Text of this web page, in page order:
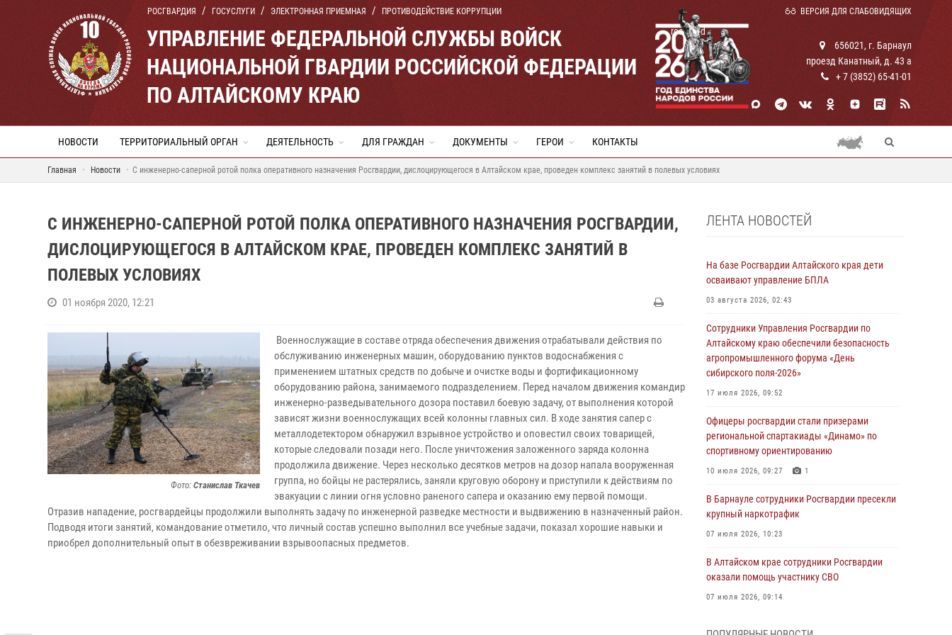
РОСГВАРДИЯ ГОСУСЛУГИ ЭЛЕКТРОННАЯ ПРИЕМНАЯ ПРОТИВОДЕЙСТВИЕ КОРРУПЦИИ ВЕРСИЯ ДЛЯ СЛАБОВИДЯЩИХ
УПРАВЛЕНИЕ ФЕДЕРАЛЬНОЙ СЛУЖБЫ ВОЙСК
НАЦИОНАЛЬНОЙ ГВАРДИИ РОССИЙСКОЙ ФЕДЕРАЦИИ
ПО АЛТАЙСКОМУ КРАЮ
rosguard
656021, г. Барнаул
проезд Канатный, д. 43 а
+ 7 (3852) 65-41-01
НОВОСТИ ТЕРРИТОРИАЛЬНЫЙ ОРГАН ДЕЯТЕЛЬНОСТЬ ДЛЯ ГРАЖДАН ДОКУМЕНТЫ ГЕРОИ КОНТАКТЫ
Главная Новости С инженерно-саперной ротой полка оперативного назначения Росгвардии, дислоцирующегося в Алтайском крае, проведен комплекс занятий в полевых условиях
С ИНЖЕНЕРНО-САПЕРНОЙ РОТОЙ ПОЛКА ОПЕРАТИВНОГО НАЗНАЧЕНИЯ РОСГВАРДИИ,
ДИСЛОЦИРУЮЩЕГОСЯ В АЛТАЙСКОМ КРАЕ, ПРОВЕДЕН КОМПЛЕКС ЗАНЯТИЙ В
ПОЛЕВЫХ УСЛОВИЯХ
01 ноября 2020, 12:21
Фото: Станислав Ткачев
Военнослужащие в составе отряда обеспечения движения отрабатывали действия по
обслуживанию инженерных машин, оборудованию пунктов водоснабжения с
применением штатных средств по добыче и очистке воды и фортификационному
оборудованию района, занимаемого подразделением. Перед началом движения командир
инженерно-разведывательного дозора поставил боевую задачу, от выполнения которой
зависят жизни военнослужащих всей колонны главных сил. В ходе занятия сапер с
металлодетектором обнаружил взрывное устройство и оповестил своих товарищей,
которые следовали позади него. После уничтожения заложенного заряда колонна
продолжила движение. Через несколько десятков метров на дозор напала вооруженная
группа, но бойцы не растерялись, заняли круговую оборону и приступили к действиям по
эвакуации с линии огня условно раненого сапера и оказанию ему первой помощи.
Отразив нападение, росгвардейцы продолжили выполнять задачу по инженерной разведке местности и выдвижению в назначенный район.
Подводя итоги занятий, командование отметило, что личный состав успешно выполнил все учебные задачи, показал хорошие навыки и
приобрел дополнительный опыт в обезвреживании взрывоопасных предметов.
ЛЕНТА НОВОСТЕЙ
На базе Росгвардии Алтайского края дети
осваивают управление БПЛА
03 августа 2026, 02:43
Сотрудники Управления Росгвардии по
Алтайскому краю обеспечили безопасность
агропромышленного форума «День
сибирского поля-2026»
17 июля 2026, 09:52
Офицеры росгвардии стали призерами
региональной спартакиады «Динамо» по
спортивному ориентированию
10 июля 2026, 09:27 1
В Барнауле сотрудники Росгвардии пресекли
крупный наркотрафик
07 июля 2026, 10:23
В Алтайском крае сотрудники Росгвардии
оказали помощь участнику СВО
07 июля 2026, 09:14